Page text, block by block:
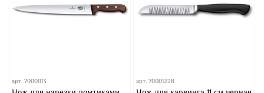
арт.70001113 арт.70001228